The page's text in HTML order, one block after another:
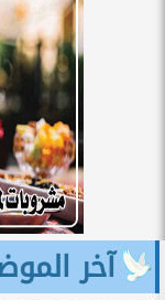
آخر